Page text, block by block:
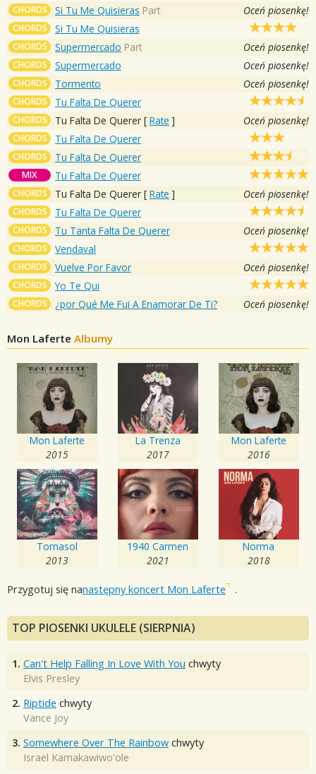
CHORDS Si Tu Me Quisieras Part Oceń piosenkę!
CHORDS Si Tu Me Quisieras
CHORDS Supermercado Part Oceń piosenkę!
CHORDS Supermercado Oceń piosenkę!
CHORDS Tormento Oceń piosenkę!
CHORDS Tu Falta De Querer
CHORDS Tu Falta De Querer [ Rate ] Oceń piosenkę!
CHORDS Tu Falta De Querer
CHORDS Tu Falta De Querer
MIX Tu Falta De Querer
CHORDS Tu Falta De Querer [ Rate ] Oceń piosenkę!
CHORDS Tu Falta De Querer
CHORDS Tu Tanta Falta De Querer Oceń piosenkę!
CHORDS Vendaval
CHORDS Vuelve Por Favor Oceń piosenkę!
CHORDS Yo Te Qui
CHORDS ¿por Qué Me Fui A Enamorar De Ti? Oceń piosenkę!
Mon Laferte Albumy
Mon Laferte
2015
La Trenza
2017
Mon Laferte
2016
Tornasol
2013
1940 Carmen
2021
Norma
2018
Przygotuj się nanastępny koncert Mon Laferte .
TOP PIOSENKI UKULELE (SIERPNIA)
1. Can't Help Falling In Love With You chwyty
Elvis Presley
2. Riptide chwyty
Vance Joy
3. Somewhere Over The Rainbow chwyty
Israel Kamakawiwo'ole